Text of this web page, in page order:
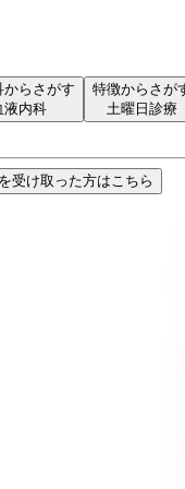
からさがす
液内科
特徴からさが
土曜日診療
受け取った方はこちら